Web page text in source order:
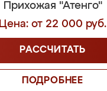
Прихожая "Атенго"
Цена: от 22 000 руб.
РАССЧИТАТЬ
ПОДРОБНЕЕ